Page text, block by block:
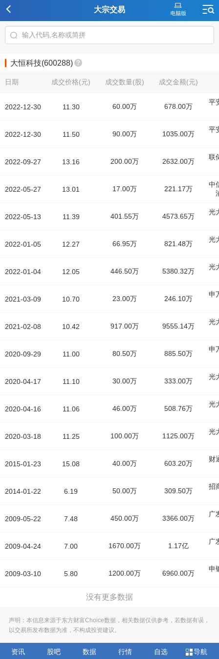
大宗交易
大恒科技(600288)
日期
2022-12-30
2022-12-30
2022-09-27
2022-05-27
2022-05-13
2022-01-05
2022-01-04
2021-03-09
2021-02-08
2020-09-29
2020-04-17
2020-04-16
2020-03-18
2015-01-23
2014-01-22
2009-05-22
2009-04-24
2009-03-10
成交价格(元) 成交数量(股) 成交金额(元)
11.30 60.00万 678.00万
平
11.50 90.00万 1035.00万
平
13.16 200.00万 2632.00万
联
13.01 17.00万 221.17万
中
11.39 401.55万 4573.65万
光
12.27 66.95万 821.48万
光
12.05 446.50万 5380.32万
光
10.70 23.00万 246.10万
申
10.42 917.00万 9555.14万
光
11.00 80.50万 885.50万
申
11.10 30.00万 333.00万
光
11.06 46.00万 508.76万
光
11.25 100.00万 1125.00万
光
15.08 40.00万 603.20万
财
6.19 50.00万 309.50万
招
7.48 450.00万 3366.00万
广
7.00 1670.00万 1.17亿
广
5.80 1200.00万 6960.00万
申
没有更多数据
声明：本信息来源于东方财富Choice数据，相关数据仅供参考，若数据有误，
以交易所发布数据为准，不构成投资建议。
资讯 股吧 数据 行情 自选 导航